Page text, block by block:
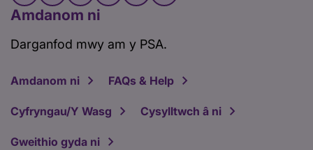
Amdanom ni
Darganfod mwy am y PSA.
Amdanom ni FAQs & Help
Cyfryngau/Y Wasg Cysylltwch â ni
Gweithio gyda ni